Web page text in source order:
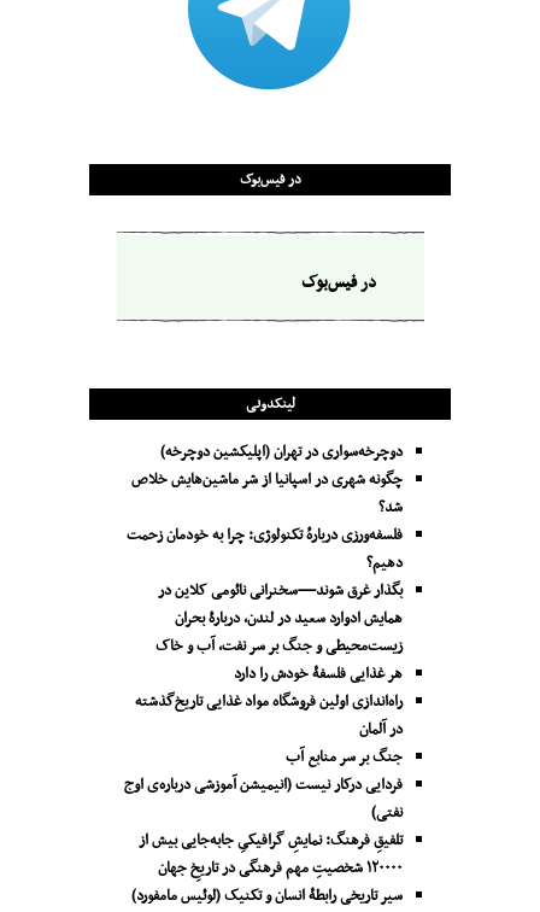
در فیس‌بوک
در فیس‌بوک
لینکدونی
دوچرخه‌سواری در تهران (اپلیکشین دوچرخه)
چگونه شهری در اسپانیا از شر ماشین‌هایش خلاص
شد؟
فلسفه‌ورزی دربارهٔ تکنولوژی: چرا به خودمان زحمت
دهیم؟
بگذار غرق شوند—سخنرانی نائومی کلاین در
همایش ادوارد سعید در لندن، دربارۀ بحران
زیست‌محیطی و جنگ بر سر نفت، آب و خاک
هر غذایی فلسفۀ خودش را دارد
راه‌اندازی اولین فروشگاه مواد غذایی تاریخ‌گذشته
در آلمان
جنگ بر سر منابع آب
فردایی درکار نیست (انیمیشن آموزشی درباره‌ی اوج
نفتی)
تلفیقِ فرهنگ: نمایشِ گرافیکیِ جا‌به‌جایی بیش از
۱۲۰۰۰۰ شخصیتِ مهم فرهنگی در تاریخِ جهان
سیر تاریخی رابطۀ انسان و تکنیک (لوئیس مامفورد)